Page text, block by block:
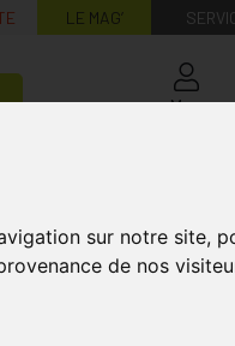
sur notre site,
de nos
LE MAG’
Mon